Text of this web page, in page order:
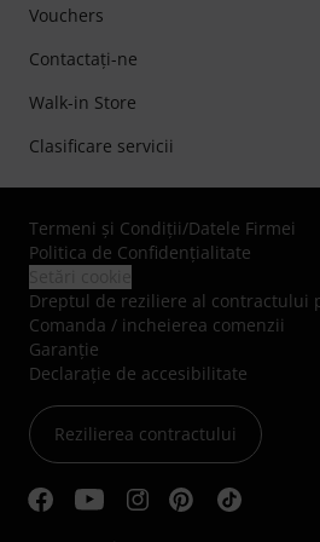
Vouchers
Contactaţi-ne
Walk-in Store
Clasificare servicii
Termeni şi Condiţii/Datele Firmei
Politica de Confidenţialitate
Dreptul de reziliere al contractului
Comanda / incheierea comenzii
Garanție
Declarație de accesibilitate
Rezilierea contractului